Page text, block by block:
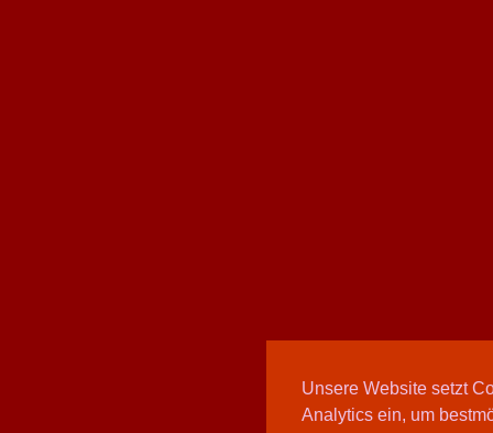
Unsere Website setzt
Analytics ein, um